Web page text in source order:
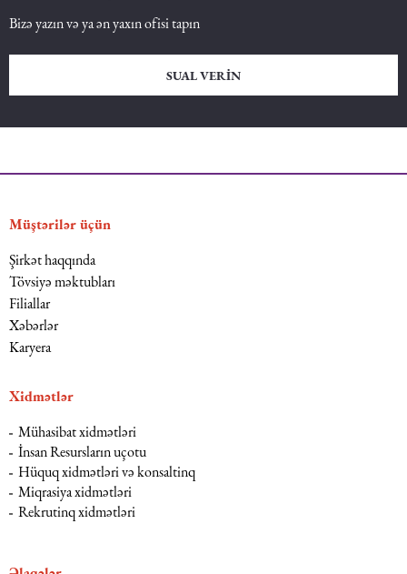
Bizə yazın və ya ən yaxın ofisi tapın
SUAL VERIN
Müştərilər üçün
Şirkət haqqında
Tövsiyə məktubları
Filiallar
Xəbərlər
Karyera
Xidmətlər
Mühasibat xidmətləri
İnsan Resursların uçotu
Hüquq xidmətləri və konsaltinq
Miqrasiya xidmətləri
Rekrutinq xidmətləri